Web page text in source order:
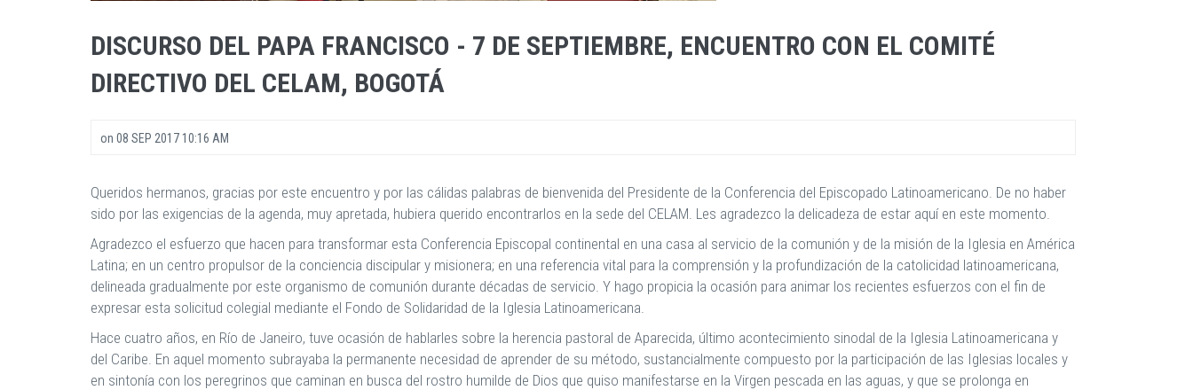
DISCURSO DEL PAPA FRANCISCO - 7 DE SEPTIEMBRE, ENCUENTRO CON EL COMITÉ
DIRECTIVO DEL CELAM, BOGOTÁ
on 08 SEP 2017 10:16 AM
Queridos hermanos, gracias por este encuentro y por las cálidas palabras de bienvenida del Presidente de la Conferencia del Episcopado Latinoamericano. De no haber
sido por las exigencias de la agenda, muy apretada, hubiera querido encontrarlos en la sede del CELAM. Les agradezco la delicadeza de estar aquí en este momento.
Agradezco el esfuerzo que hacen para transformar esta Conferencia Episcopal continental en una casa al servicio de la comunión y de la misión de la Iglesia en América
Latina; en un centro propulsor de la conciencia discipular y misionera; en una referencia vital para la comprensión y la profundización de la catolicidad latinoamericana,
delineada gradualmente por este organismo de comunión durante décadas de servicio. Y hago propicia la ocasión para animar los recientes esfuerzos con el fin de
expresar esta solicitud colegial mediante el Fondo de Solidaridad de la Iglesia Latinoamericana.
Hace cuatro años, en Río de Janeiro, tuve ocasión de hablarles sobre la herencia pastoral de Aparecida, último acontecimiento sinodal de la Iglesia Latinoamericana y
del Caribe. En aquel momento subrayaba la permanente necesidad de aprender de su método, sustancialmente compuesto por la participación de las Iglesias locales y
en sintonía con los peregrinos que caminan en busca del rostro humilde de Dios que quiso manifestarse en la Virgen pescada en las aguas, y que se prolonga en